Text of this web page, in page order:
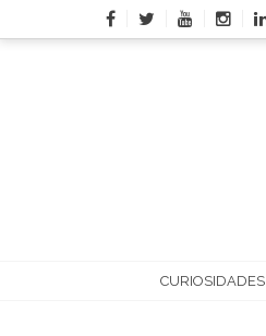
to
CURIOSIDADES